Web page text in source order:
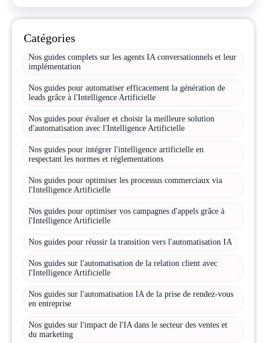
Catégories
Nos guides complets sur les agents IA conversationnels et leur
implémentation
Nos guides pour automatiser efficacement la génération de
leads grâce à l'Intelligence Artificielle
Nos guides pour évaluer et choisir la meilleure solution
d'automatisation avec l'Intelligence Artificielle
Nos guides pour intégrer l'intelligence artificielle en
respectant les normes et réglementations
Nos guides pour optimiser les processus commerciaux via
l'Intelligence Artificielle
Nos guides pour optimiser vos campagnes d'appels grâce à
l'Intelligence Artificielle
Nos guides pour réussir la transition vers l'automatisation IA
Nos guides sur l'automatisation de la relation client avec
l'Intelligence Artificielle
Nos guides sur l'automatisation IA de la prise de rendez-vous
en entreprise
Nos guides sur l'impact de l'IA dans le secteur des ventes et
du marketing